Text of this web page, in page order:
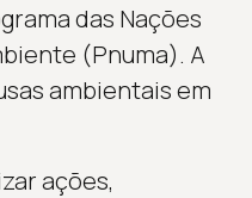
das Nações
(Pnuma). A
ambientais em
ações,